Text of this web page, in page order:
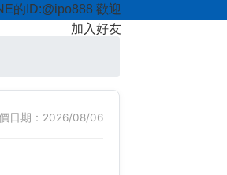
的ID:@ipo888 歡迎
加入好友
日期：2026/08/06